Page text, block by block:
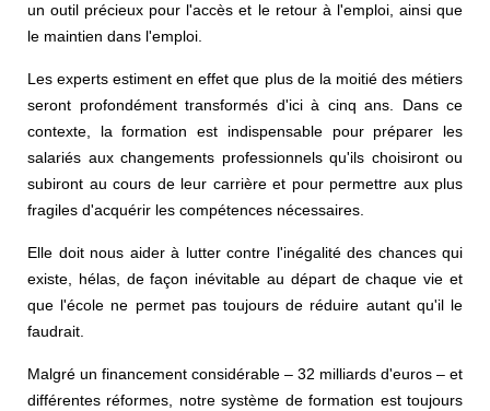
un outil précieux pour l'accès et le retour à l'emploi, ainsi que
le maintien dans l'emploi.
Les experts estiment en effet que plus de la moitié des métiers
seront profondément transformés d'ici à cinq ans. Dans ce
contexte, la formation est indispensable pour préparer les
salariés aux changements professionnels qu'ils choisiront ou
subiront au cours de leur carrière et pour permettre aux plus
fragiles d'acquérir les compétences nécessaires.
Elle doit nous aider à lutter contre l'inégalité des chances qui
existe, hélas, de façon inévitable au départ de chaque vie et
que l'école ne permet pas toujours de réduire autant qu'il le
faudrait.
Malgré un financement considérable – 32 milliards d'euros – et
différentes réformes, notre système de formation est toujours